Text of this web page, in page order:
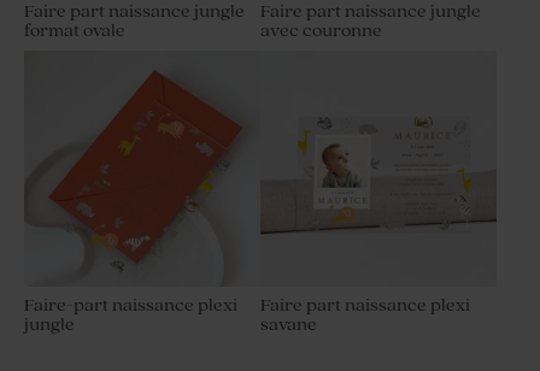
Faire part naissance jungle
format ovale
Faire part naissance jungle
avec couronne
Faire-part naissance plexi
jungle
Faire part naissance plexi
savane